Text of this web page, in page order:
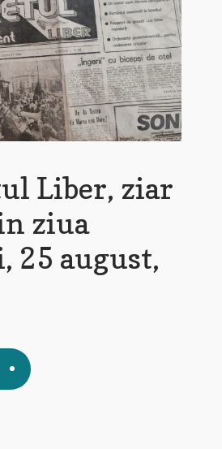
Liber, ziar
ziua
25 august,